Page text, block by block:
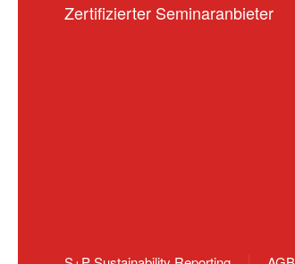
Zertifizierter Seminaranbieter